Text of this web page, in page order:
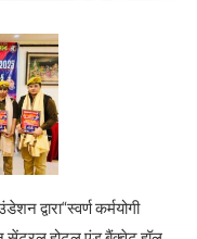
द्वारा“स्वर्ण कर्मयोगी